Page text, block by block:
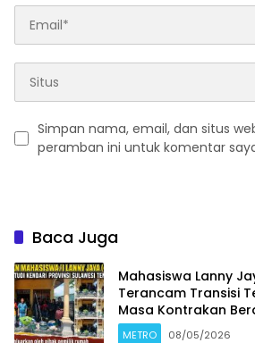
Simpan nama, email, dan situs
peramban ini untuk komentar
Baca Juga
Mahasiswa Lanny
Terancam Transisi
Masa Kontrakan
METRO 08/05/2026